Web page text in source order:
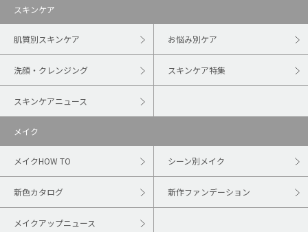
スキンケア
肌質別スキンケア お悩み別ケア
洗顔・クレンジング スキンケア特集
スキンケアニュース
メイク
メイクHOW TO シーン別メイク
新色カタログ 新作ファンデーション
メイクアップニュース